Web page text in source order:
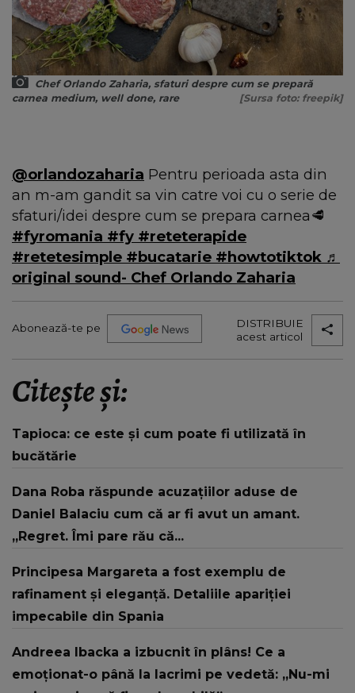
Chef Orlando Zaharia, sfaturi despre cum se prepară
carnea medium, well done, rare
[Sursa foto: freepik]
@orlandozaharia Pentru perioada asta din
an m-am gandit sa vin catre voi cu o serie de
sfaturi/idei despre cum se prepara carnea🥩
#fyromania #fy #reteterapide
#retetesimple #bucatarie #howtotiktok ♬
original sound- Chef Orlando Zaharia
Abonează-te pe
DISTRIBUIE
acest articol
Citește și:
Tapioca: ce este și cum poate fi utilizată în
bucătărie
Dana Roba răspunde acuzațiilor aduse de
Daniel Balaciu cum că ar fi avut un amant.
„Regret. Îmi pare rău că...
Principesa Margareta a fost exemplu de
rafinament și eleganță. Detaliile apariției
impecabile din Spania
Andreea Ibacka a izbucnit în plâns! Ce a
emoționat-o până la lacrimi pe vedetă: „Nu-mi